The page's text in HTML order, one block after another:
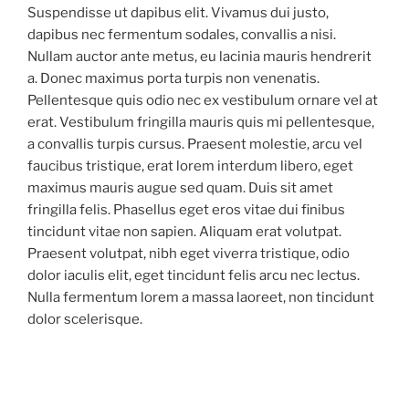
Suspendisse ut dapibus elit. Vivamus dui justo,
dapibus nec fermentum sodales, convallis a nisi.
Nullam auctor ante metus, eu lacinia mauris hendrerit
a. Donec maximus porta turpis non venenatis.
Pellentesque quis odio nec ex vestibulum ornare vel at
erat. Vestibulum fringilla mauris quis mi pellentesque,
a convallis turpis cursus. Praesent molestie, arcu vel
faucibus tristique, erat lorem interdum libero, eget
maximus mauris augue sed quam. Duis sit amet
fringilla felis. Phasellus eget eros vitae dui finibus
tincidunt vitae non sapien. Aliquam erat volutpat.
Praesent volutpat, nibh eget viverra tristique, odio
dolor iaculis elit, eget tincidunt felis arcu nec lectus.
Nulla fermentum lorem a massa laoreet, non tincidunt
dolor scelerisque.